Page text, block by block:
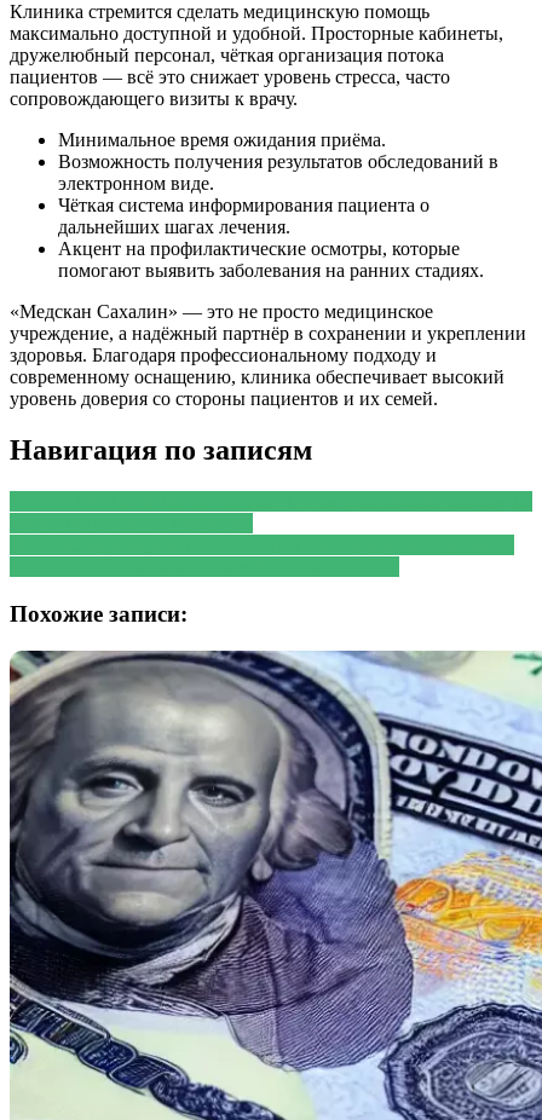
Клиника стремится сделать медицинскую помощь
максимально доступной и удобной. Просторные кабинеты,
дружелюбный персонал, чёткая организация потока
пациентов — всё это снижает уровень стресса, часто
сопровождающего визиты к врачу.
Минимальное время ожидания приёма.
Возможность получения результатов обследований в
электронном виде.
Чёткая система информирования пациента о
дальнейших шагах лечения.
Акцент на профилактические осмотры, которые
помогают выявить заболевания на ранних стадиях.
«Медскан Сахалин» — это не просто медицинское
учреждение, а надёжный партнёр в сохранении и укреплении
здоровья. Благодаря профессиональному подходу и
современному оснащению, клиника обеспечивает высокий
уровень доверия со стороны пациентов и их семей.
Навигация по записям
Похожие записи: